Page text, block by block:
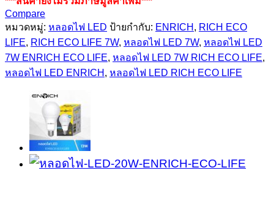
Compare
หมวดหมู่: หลอดไฟ LED ป้ายกำกับ: ENRICH , RICH ECO
LIFE, RICH ECO LIFE 7W, หลอดไฟ LED 7W, หลอดไฟ LED
7W ENRICH ECO LIFE, หลอดไฟ LED 7W RICH ECO LIFE,
หลอดไฟ LED ENRICH , หลอดไฟ LED RICH ECO LIFE